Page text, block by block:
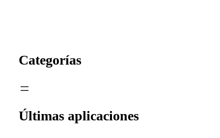
Categorías
Últimas aplicaciones